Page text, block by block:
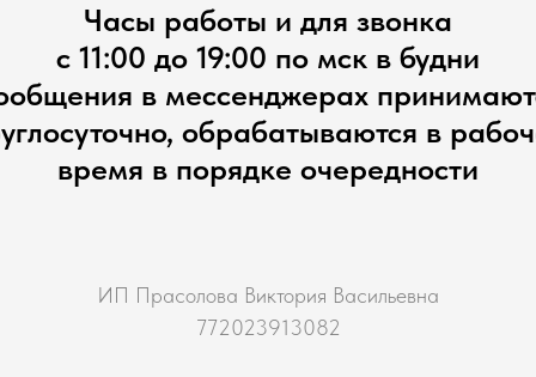
Часы работы и для звонка
с 11:00 до 19:00 по мск в будни
в мессенджерах
обрабатываются в
время в порядке очередности
ИП Прасолова Виктория Васильевна
772023913082